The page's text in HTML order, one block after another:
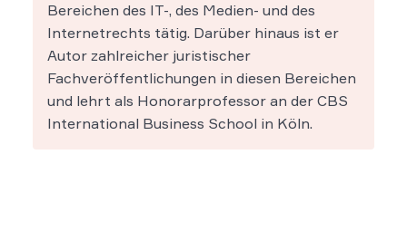
Bereichen des IT-, des Medien- und des
Internetrechts tätig. Darüber hinaus ist er
Autor zahlreicher juristischer
Fachveröffentlichungen in diesen Bereichen
und lehrt als Honorarprofessor an der CBS
International Business School in Köln.